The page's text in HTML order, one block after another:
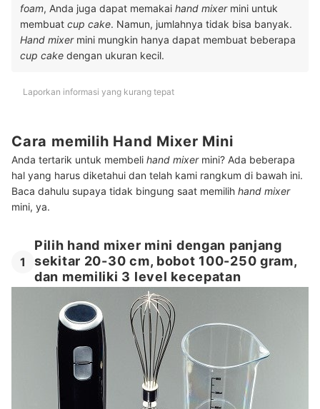
foam, Anda juga dapat memakai hand mixermini untuk
membuat cup cake. Namun, jumlahnya tidak bisa banyak.
Hand mixermini mungkin hanya dapat membuat beberapa
cup cake dengan ukuran kecil.
Laporkan informasi yang kurang tepat
Cara memilih Hand Mixer Mini
Anda tertarik untuk membeli hand mixer mini? Ada beberapa
hal yang harus diketahui dan telah kami rangkum di bawah ini.
Baca dahulu supaya tidak bingung saat memilih hand mixer
mini, ya.
1
Pilih hand mixer mini dengan panjang
sekitar 20-30 cm, bobot 100-250 gram,
dan memiliki 3 level kecepatan